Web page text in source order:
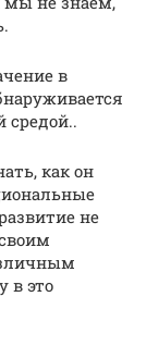
в
средой..
как он
не
в это